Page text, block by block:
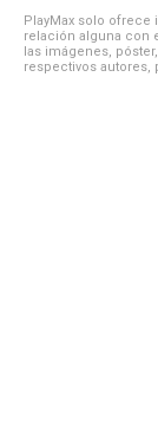
PlayMax solo ofrece
relación alguna con
las imágenes,
respectivos autores,